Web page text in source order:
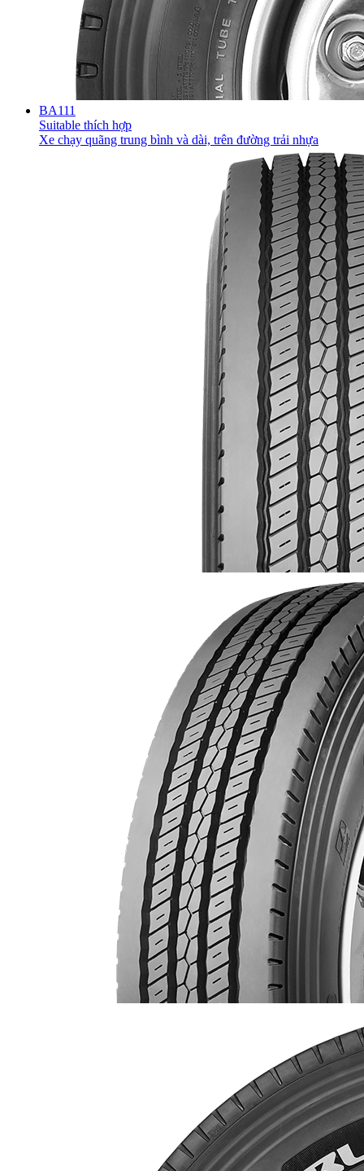
BA111
Suitable thích hợp
Xe chạy quãng trung bình và dài, trên đường trải nhựa